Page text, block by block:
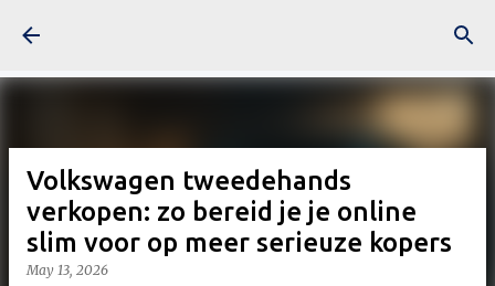
Volkswagen tweedehands
verkopen: zo bereid je je online
slim voor op meer serieuze kopers
May 13, 2026